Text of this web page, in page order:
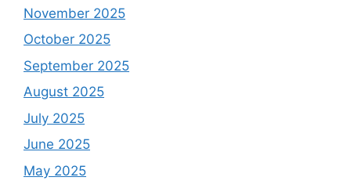
November 2025
October 2025
September 2025
August 2025
July 2025
June 2025
May 2025